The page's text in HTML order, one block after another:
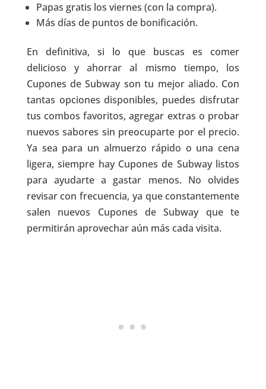
Papas gratis los viernes (con la compra).
Más días de puntos de bonificación.
En definitiva, si lo que buscas es comer
delicioso y ahorrar al mismo tiempo, los
Cupones de Subway son tu mejor aliado. Con
tantas opciones disponibles, puedes disfrutar
tus combos favoritos, agregar extras o probar
nuevos sabores sin preocuparte por el precio.
Ya sea para un almuerzo rápido o una cena
ligera, siempre hay Cupones de Subway listos
para ayudarte a gastar menos. No olvides
revisar con frecuencia, ya que constantemente
salen nuevos Cupones de Subway que te
permitirán aprovechar aún más cada visita.